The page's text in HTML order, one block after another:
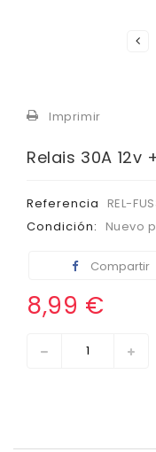
Imprimir
Relais 30A 12v
Referencia
REL-
Condición:
Nuevo
Compartir
8,99 €